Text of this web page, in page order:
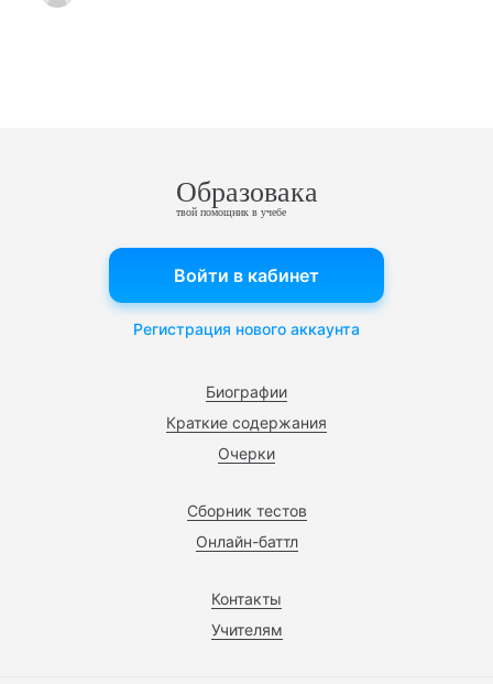
Образовака
твой помощник в учебе
Биографии
Краткие содержания
Очерки
Сборник тестов
Онлайн-баттл
Контакты
Учителям
Войти в кабинет
Регистрация нового аккаунта